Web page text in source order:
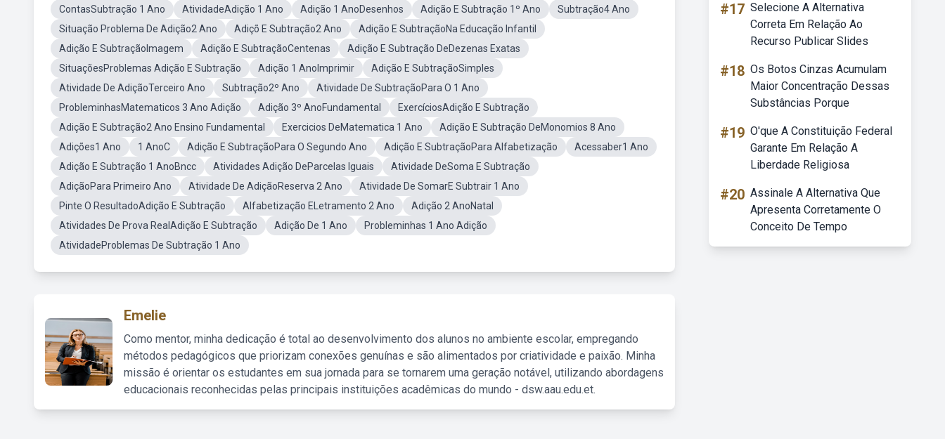
ContasSubtração 1 Ano
AtividadeAdição 1 Ano Adição 1 AnoDesenhos Adição E Subtração 1º Ano
Subtração4 Ano
Situação Problema De Adição2 Ano
Adiçõ E Subtração2 Ano
Adição E SubtraçãoNa Educação Infantil
Adição E SubtraçãoImagem
Adição E SubtraçãoCentenas
Adição E Subtração DeDezenas Exatas
SituaçõesProblemas Adição E Subtração
Adição 1 AnoImprimir
Adição E SubtraçãoSimples
Atividade De AdiçãoTerceiro Ano
Subtração2º Ano
Atividade De SubtraçãoPara O 1 Ano
ProbleminhasMatematicos 3 Ano Adição
Adição 3º AnoFundamental
ExercíciosAdição E Subtração
Adição E Subtração2 Ano Ensino Fundamental
Exercicios DeMatematica 1 Ano
Adição E Subtração DeMonomios 8 Ano
Adições1 Ano
1 AnoC Adição E SubtraçãoPara O Segundo Ano Adição E SubtraçãoPara Alfabetização
Acessaber1 Ano
Adição E Subtração 1 AnoBncc
Atividades Adição DeParcelas Iguais
Atividade DeSoma E Subtração
AdiçãoPara Primeiro Ano
Atividade De AdiçãoReserva 2 Ano
Atividade De SomarE Subtrair 1 Ano
Pinte O ResultadoAdição E Subtração
Alfabetização ELetramento 2 Ano
Adição 2 AnoNatal
Atividades De Prova RealAdição E Subtração
Adição De 1 Ano
Probleminhas 1 Ano Adição
AtividadeProblemas De Subtração 1 Ano
Emelie
Como mentor, minha dedicação é total ao desenvolvimento dos alunos no ambiente escolar, empregando
métodos pedagógicos que priorizam conexões genuínas e são alimentados por criatividade e paixão. Minha
missão é orientar os estudantes em sua jornada para se tornarem uma geração notável, utilizando abordagens
educacionais reconhecidas pelas principais instituições acadêmicas do mundo - dsw.aau.edu.et.
#17 Selecione A Alternativa
Correta Em Relação Ao
Recurso Publicar Slides
#18 Os Botos Cinzas Acumulam
Maior Concentração Dessas
Substâncias Porque
#19 O'que A Constituição Federal
Garante Em Relação A
Liberdade Religiosa
#20 Assinale A Alternativa Que
Apresenta Corretamente O
Conceito De Tempo